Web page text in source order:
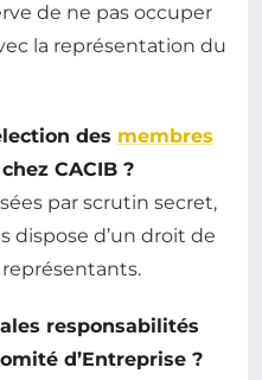
de ne pas occuper
la représentation du
des membres
CACIB ?
par scrutin secret,
dispose d’un droit de
responsabilités
d’Entreprise ?